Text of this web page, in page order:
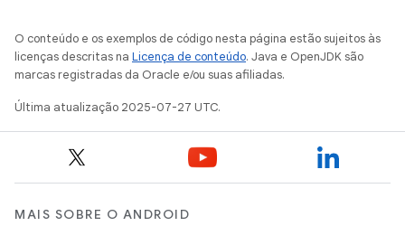
O conteúdo e os exemplos de código nesta página estão sujeitos às
licenças descritas na Licença de conteúdo. Java e OpenJDK são
marcas registradas da Oracle e/ou suas afiliadas.
Última atualização 2025-07-27 UTC.
MAIS SOBRE O ANDROID